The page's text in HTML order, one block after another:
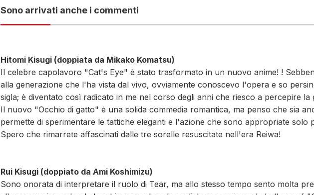
Sono arrivati anche i commenti
Hitomi Kisugi (doppiata da Mikako Komatsu)
Il celebre capolavoro "Cat's Eye" è stato trasformato in un nuovo anime! !
alla generazione che l'ha vista dal vivo, ovviamente conoscevo l'opera e so
sigla; è diventato così radicato in me nel corso degli anni che riesco a percepire la
Il nuovo "Occhio di gatto" è una solida commedia romantica, ma penso che sia
permette di sperimentare le tattiche eleganti e l'azione che sono appropriate solo
Spero che rimarrete affascinati dalle tre sorelle resuscitate nell'era Reiwa!
Rui Kisugi (doppiato da Ami Koshimizu)
Sono onorata di interpretare il ruolo di Tear, ma allo stesso tempo sento molta